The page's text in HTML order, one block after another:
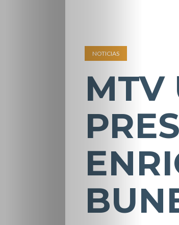
NOTICIAS
MTV